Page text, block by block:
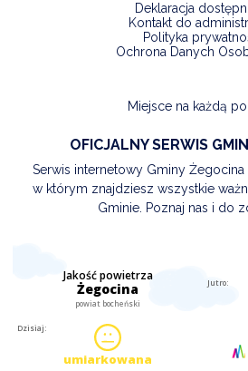
Deklaracja
Kontakt do
Polityka
Ochrona Danych
Miejsce na każdą
OFICJALNY SERWIS
Serwis internetowy Gminy Żegocina
w którym znajdziesz wszystkie
Gminie. Poznaj nas i do